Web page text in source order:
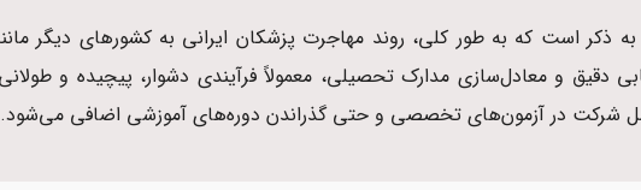
به ذکر است که به طور کلی، روند مهاجرت پزشکان ایرانی به کشورهای دیگر مانند
دقیق و معادل‌سازی مدارک تحصیلی، معمولاً فرآیندی دشوار، پیچیده و
شرکت در آزمون‌های تخصصی و حتی گذراندن دوره‌های آموزشی اضافی می‌شود.